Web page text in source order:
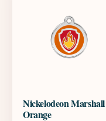
Nickelodeon Marshall
Orange